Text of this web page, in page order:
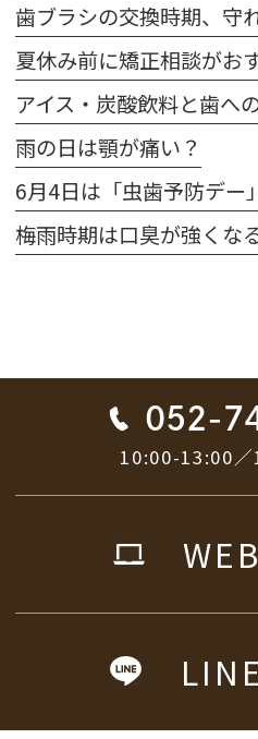
歯ブラシの交換時期、守
夏休み前に矯正相談がお
アイス・炭酸飲料と歯へ
雨の日は顎が痛い？
6月4日は「虫歯予防デー」
梅雨時期は口臭が強くな
052-
10:00-13:00